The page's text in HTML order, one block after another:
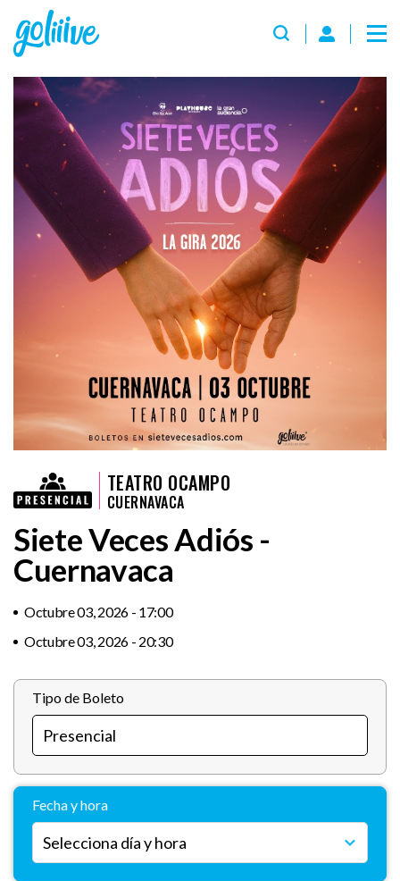
TEATRO OCAMPO
CUERNAVACA
Siete Veces Adiós -
Cuernavaca
Octubre 03, 2026 - 17:00
Octubre 03, 2026 - 20:30
Tipo de Boleto
Fecha y hora